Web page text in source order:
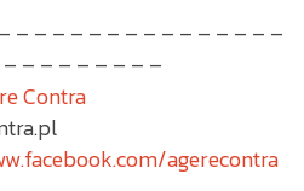
– – – – – – – – – – – – – – –
– – – – – – – –
Contra
agerecontra